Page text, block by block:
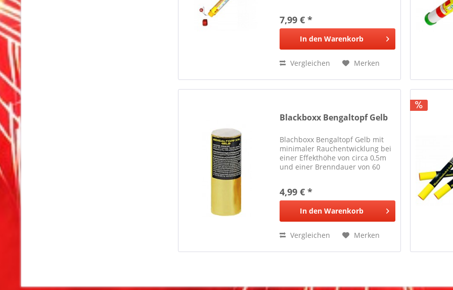
ebenfalls in der Hand gehalten
werden.
7,99 € *
In den Warenkorb
Vergleichen Merken
Blackboxx Bengaltopf Gelb
Blachboxx Bengaltopf Gelb mit
minimaler Rauchentwicklung bei
einer Effekthöhe von circa 0,5m
und einer Brenndauer von 60
4,99 € *
In den Warenkorb
Vergleichen Merken